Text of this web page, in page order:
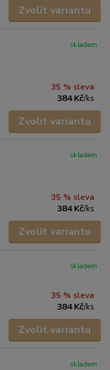
Zvolit variantu
35 % sleva
384 Kč/ks
skladem
Zvolit variantu
35 % sleva
384 Kč/ks
skladem
Zvolit variantu
35 % sleva
384 Kč/ks
skladem
Zvolit variantu
skladem